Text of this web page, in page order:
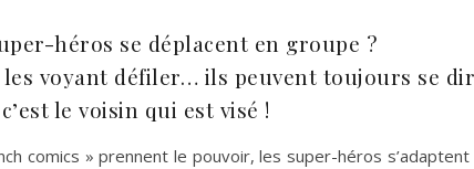
héros se déplacent en groupe ?
les voyant défiler… ils peuvent toujours se
le voisin qui est visé !
comics » prennent le pouvoir, les super-héros